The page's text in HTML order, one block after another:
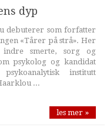
dyp
debuterer som forfatter
«Tårer på strå». Her
indre smerte, sorg og
psykolog og kandidat
institutt
...
les mer »